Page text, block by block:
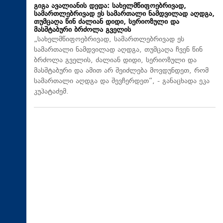
გიგა ავალიანის დედა: სახელმწიფოებრივად,
სამართლებრივად ეს სამართალი ნამდვილად აღდგა,
თუმცაღა წინ ძალიან დიდი, სერიოზული და
მასშტაბური ბრძოლა გველის
„სახელმწიფოებრივად, სამართლებრივად ეს
სამართალი ნამდვილად აღდგა, თუმცაღა ჩვენ წინ
ბრძოლა გველის, ძალიან დიდი, სერიოზული და
მასშტაბური და ამით არ შეიძლება მოვდუნდეთ, რომ
სამართალი აღდგა და შევჩერდეთ“, - განაცხადა ეკა
კუპატაძემ.